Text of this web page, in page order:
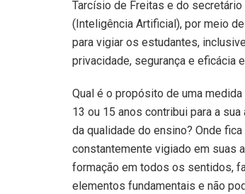
Tarcísio de Freitas e do
(Inteligência Artificial), por meio
para vigiar os estudantes,
privacidade, segurança e eficácia
Qual é o propósito de uma
13 ou 15 anos contribui para a
da qualidade do ensino? Onde
constantemente vigiado em suas
formação em todos os sentidos,
elementos fundamentais e não